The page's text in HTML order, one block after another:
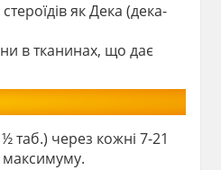
як Дека (дека-
в тканинах, що дає
таб.) через кожні 7-21
максимуму.